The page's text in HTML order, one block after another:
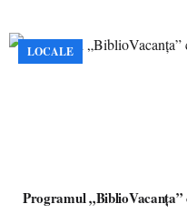
LOCALE
Programul „BiblioVacanța”